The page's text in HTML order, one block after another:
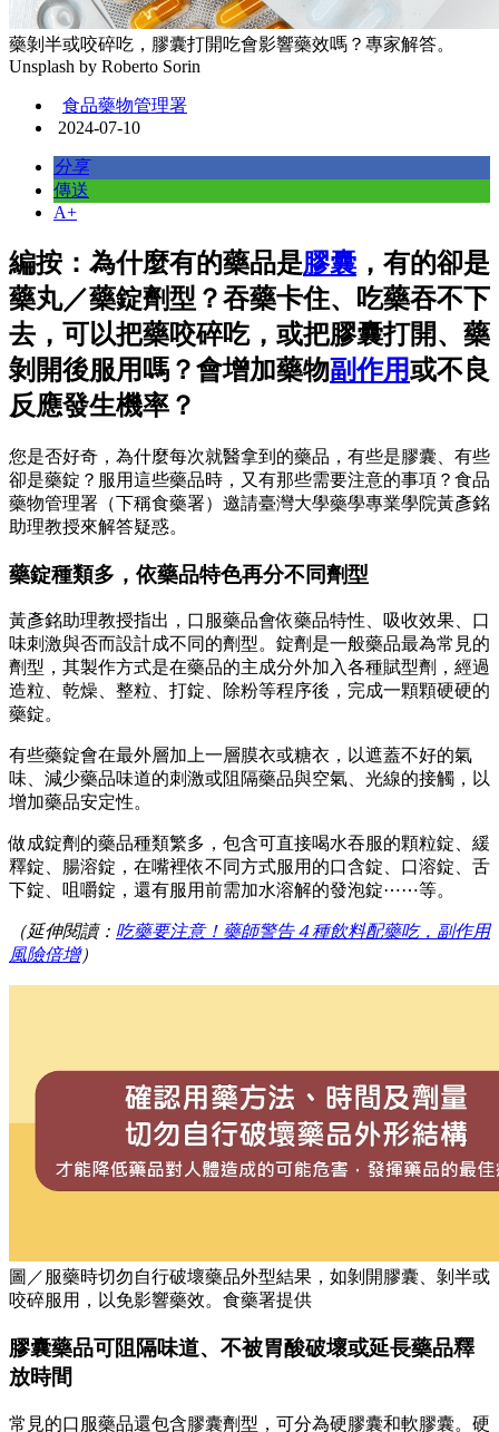
藥剝半或咬碎吃，膠囊打開吃會影響藥效嗎？專家解答。
Unsplash by Roberto Sorin
食品藥物管理署
2024-07-10
分享
傳送
A+
編按：為什麼有的藥品是膠囊 ，有的卻是
藥丸／藥錠劑型？吞藥卡住、吃藥吞不下
去，可以把藥咬碎吃，或把膠囊打開、藥
剝開後服用嗎？會增加藥物副作用或不良
反應發生機率？
您是否好奇，為什麼每次就醫拿到的藥品，有些是膠囊、有些
卻是藥錠？服用這些藥品時，又有那些需要注意的事項？食品
藥物管理署（下稱食藥署）邀請臺灣大學藥學專業學院黃彥銘
助理教授來解答疑惑。
藥錠種類多，依藥品特色再分不同劑型
黃彥銘助理教授指出，口服藥品會依藥品特性、吸收效果、口
味刺激與否而設計成不同的劑型。錠劑是一般藥品最為常見的
劑型，其製作方式是在藥品的主成分外加入各種賦型劑，經過
造粒、乾燥、整粒、打錠、除粉等程序後，完成一顆顆硬硬的
藥錠。
有些藥錠會在最外層加上一層膜衣或糖衣，以遮蓋不好的氣
味、減少藥品味道的刺激或阻隔藥品與空氣、光線的接觸，以
增加藥品安定性。
做成錠劑的藥品種類繁多，包含可直接喝水吞服的顆粒錠、緩
釋錠、腸溶錠，在嘴裡依不同方式服用的口含錠、口溶錠、舌
下錠、咀嚼錠，還有服用前需加水溶解的發泡錠⋯⋯等。
（延伸閱讀： 吃藥要注意！藥師警告４種飲料配藥吃，副作用
風險倍增）
圖／服藥時切勿自行破壞藥品外型結果，如剝開膠囊、剝半或
咬碎服用，以免影響藥效。食藥署提供
膠囊藥品可阻隔味道、不被胃酸破壞或延長藥品釋
放時間
常見的口服藥品還包含膠囊劑型，可分為硬膠囊和軟膠囊。硬